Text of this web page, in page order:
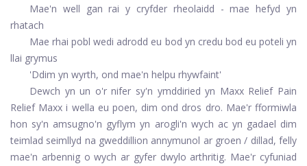
Mae'n well gan rai y cryfder rheolaidd - mae hefyd yn
rhatach
Mae rhai pobl wedi adrodd eu bod yn credu bod eu poteli yn
llai grymus
'Ddim yn wyrth, ond mae'n helpu rhywfaint'
Dewch yn un o'r nifer sy'n ymddiried yn Maxx Relief Pain
Relief Maxx i wella eu poen, dim ond dros dro. Mae'r fformiwla
hon sy'n amsugno'n gyflym yn arogli'n wych ac yn gadael dim
teimlad seimllyd na gweddillion annymunol ar groen / dillad, felly
mae'n arbennig o wych ar gyfer dwylo arthritig. Mae'r cyfuniad